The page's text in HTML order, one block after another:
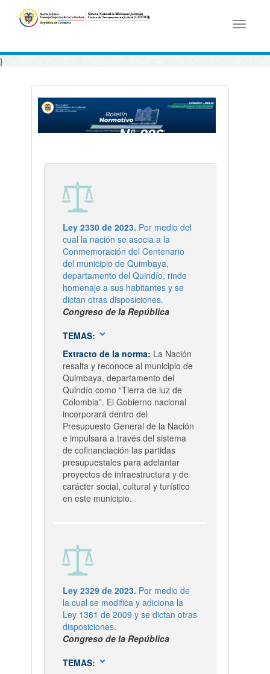
Toggle
}
N° 206- 27/10/2023
Ley 2330 de 2023. Por medio del
cual la nación se asocia a la
Conmemoración del Centenario
del municipio de Quimbaya,
departamento del Quindío, rinde
homenaje a sus habitantes y se
dictan otras disposiciones.
Congreso de la República
TEMAS: expand_more
Extracto de la norma: La Nación
resalta y reconoce al municipio de
Quimbaya, departamento del
Quindío como “Tierra de luz de
Colombia”. El Gobierno nacional
incorporará dentro del
Presupuesto General de la Nación
e impulsará a través del sistema
de cofinanciación las partidas
presupuestales para adelantar
proyectos de infraestructura y de
carácter social, cultural y turístico
en este municipio.
Ley 2329 de 2023. Por medio de
la cual se modifica y adiciona la
Ley 1361 de 2009 y se dictan otras
disposiciones.
Congreso de la República
TEMAS: expand_more